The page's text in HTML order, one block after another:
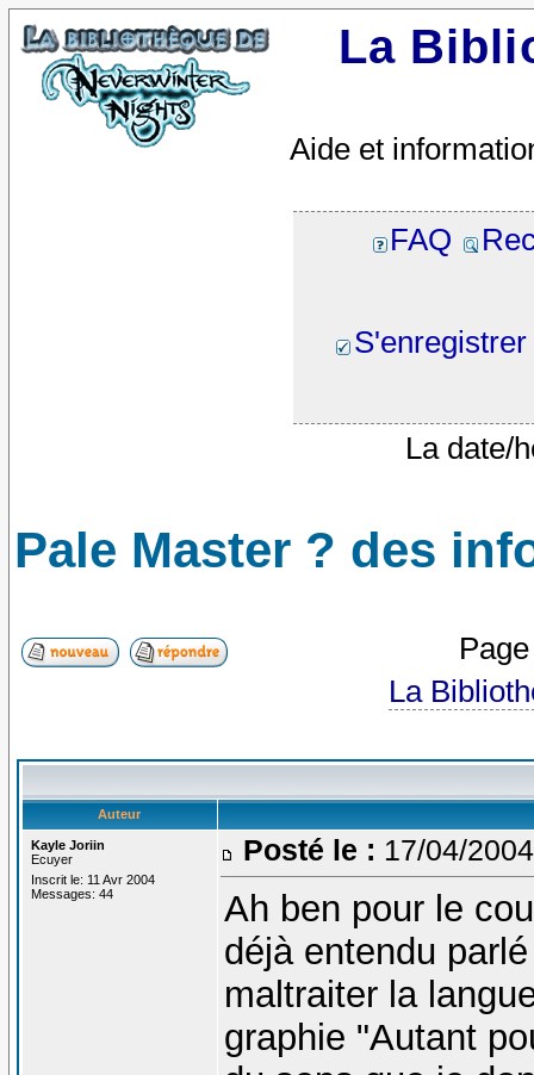
La
Aide et
FAQ
S'enregistrer
La date/
Pale Master ? des
La
Auteur
Kayle Joriin
Ecuyer
Inscrit le: 11 Avr 2004
Messages: 44
Posté le : 17/04/
Ah ben pour le
déjà entendu
maltraiter la
graphie "Autant